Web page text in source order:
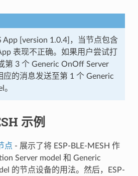
App [version 1.0.4]，当节点包含
表现不正确。如果用户尝试打
第 3 个 Generic OnOff Server
应的消息发送至第 1 个 Generic
示例
点 - 展示了将 ESP-BLE-MESH 作
Server model 和 Generic
的节点设备的用法。然后，ESP-